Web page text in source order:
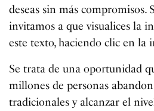
deseas sin más compromisos.
invitamos a que visualices la
este texto, haciendo clic en
Se trata de una oportunidad
millones de personas
tradicionales y alcanzar el